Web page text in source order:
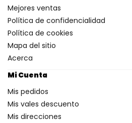
Mejores ventas
Política de confidencialidad
Política de cookies
Mapa del sitio
Acerca
Mi Cuenta
Mis pedidos
Mis vales descuento
Mis direcciones